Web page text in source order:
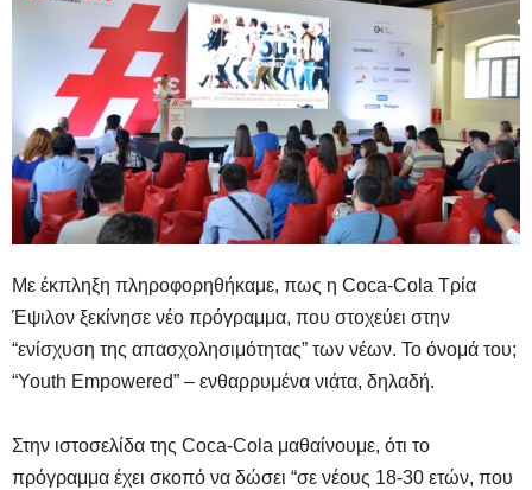
Με έκπληξη πληροφορηθήκαμε, πως η Coca-Cola Τρία
Έψιλον ξεκίνησε νέο πρόγραμμα, που στοχεύει στην
“ενίσχυση της απασχολησιμότητας” των νέων. Το όνομά του;
“Youth Empowered” – ενθαρρυμένα νιάτα, δηλαδή.
Στην ιστοσελίδα της Coca-Cola μαθαίνουμε, ότι το
πρόγραμμα έχει σκοπό να δώσει “σε νέους 18-30 ετών, που